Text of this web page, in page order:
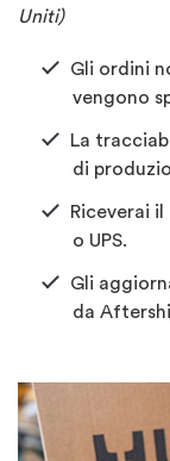
Uniti)
Gli ordini
vengono
La
di
Riceverai
o UPS.
Gli
da